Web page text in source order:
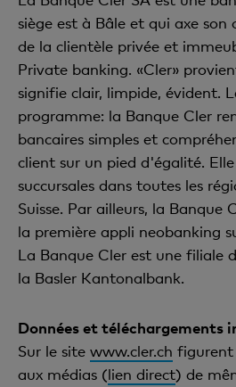
siège est à Bâle et qui axe son
de la clientèle privée et
Private banking. «Cler»
signifie clair, limpide, évident.
programme: la Banque Cler
bancaires simples et
client sur un pied d'égalité.
succursales dans toutes les
Suisse. Par ailleurs, la Banque
la première appli neobanking
La Banque Cler est une filiale
la Basler Kantonalbank.
Données et téléchargements
Sur le site www.cler.ch figurent
aux médias (lien direct) de